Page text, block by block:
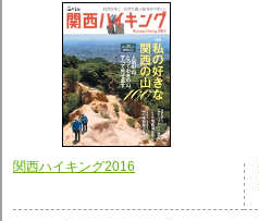
関西ハイキング2016